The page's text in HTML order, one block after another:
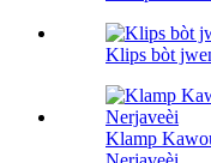
Klips bòt
Klamp